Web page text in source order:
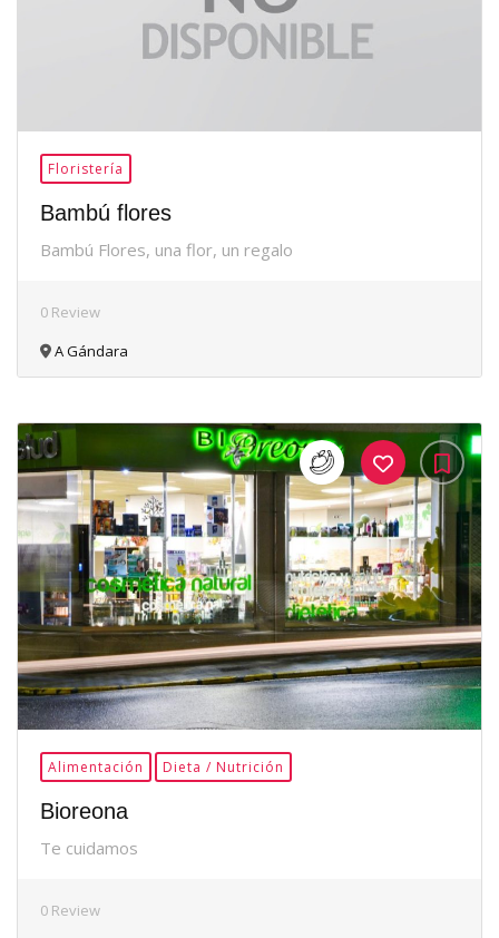
Floristería
Bambú flores
Bambú Flores, una flor, un regalo
0 Review
A Gándara
35Me
Gusta
Alimentación Dieta / Nutrición
Bioreona
Te cuidamos
0 Review